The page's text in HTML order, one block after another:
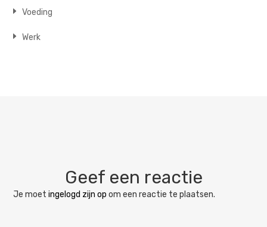
Voeding
Werk
Geef een reactie
Je moetingelogd zijn op om een reactie te plaatsen.